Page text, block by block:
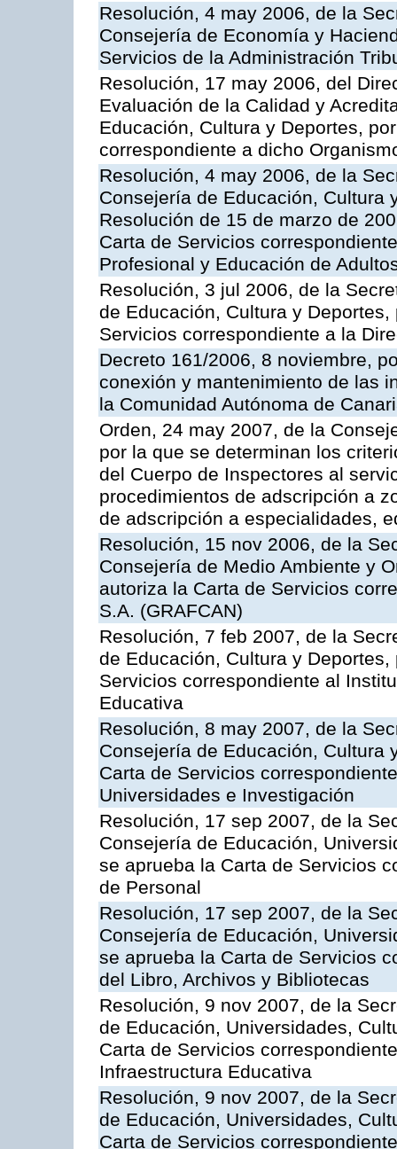
Resolución, 4 may 2006, de la
Consejería de Economía y
Servicios de la Administración
Resolución, 17 may 2006, del
Evaluación de la Calidad y
Educación, Cultura y Deportes,
correspondiente a dicho
Resolución, 4 may 2006, de la
Consejería de Educación, Cultura
Resolución de 15 de marzo de
Carta de Servicios
Profesional y Educación de
Resolución, 3 jul 2006, de la
de Educación, Cultura y
Servicios correspondiente a la
Decreto 161/2006, 8 noviembre,
conexión y mantenimiento de las
la Comunidad Autónoma de
Orden, 24 may 2007, de la
por la que se determinan los
del Cuerpo de Inspectores al
procedimientos de adscripción a
de adscripción a especialidades,
Resolución, 15 nov 2006, de la
Consejería de Medio Ambiente y
autoriza la Carta de Servicios
S.A. (GRAFCAN)
Resolución, 7 feb 2007, de la
de Educación, Cultura y
Servicios correspondiente al
Educativa
Resolución, 8 may 2007, de la
Consejería de Educación, Cultura
Carta de Servicios
Universidades e Investigación
Resolución, 17 sep 2007, de la
Consejería de Educación,
se aprueba la Carta de Servicios
de Personal
Resolución, 17 sep 2007, de la
Consejería de Educación,
se aprueba la Carta de Servicios
del Libro, Archivos y Bibliotecas
Resolución, 9 nov 2007, de la
de Educación, Universidades,
Carta de Servicios
Infraestructura Educativa
Resolución, 9 nov 2007, de la
de Educación, Universidades,
Carta de Servicios